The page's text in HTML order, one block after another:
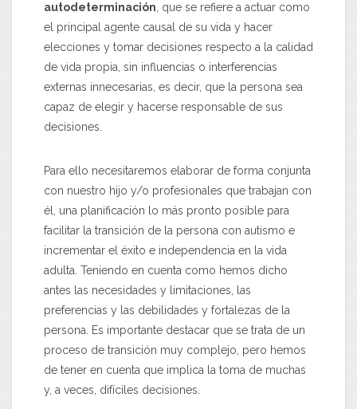
autodeterminación , que se refiere a actuar como
el principal agente causal de su vida y hacer
elecciones y tomar decisiones respecto a la calidad
de vida propia, sin influencias o interferencias
externas innecesarias, es decir, que la persona sea
capaz de elegir y hacerse responsable de sus
decisiones.
Para ello necesitaremos elaborar de forma conjunta
con nuestro hijo y/o profesionales que trabajan con
él, una planificación lo más pronto posible para
facilitar la transición de la persona con autismo e
incrementar el éxito e independencia en la vida
adulta. Teniendo en cuenta como hemos dicho
antes las necesidades y limitaciones, las
preferencias y las debilidades y fortalezas de la
persona. Es importante destacar que se trata de un
proceso de transición muy complejo, pero hemos
de tener en cuenta que implica la toma de muchas
y, a veces, difíciles decisiones.